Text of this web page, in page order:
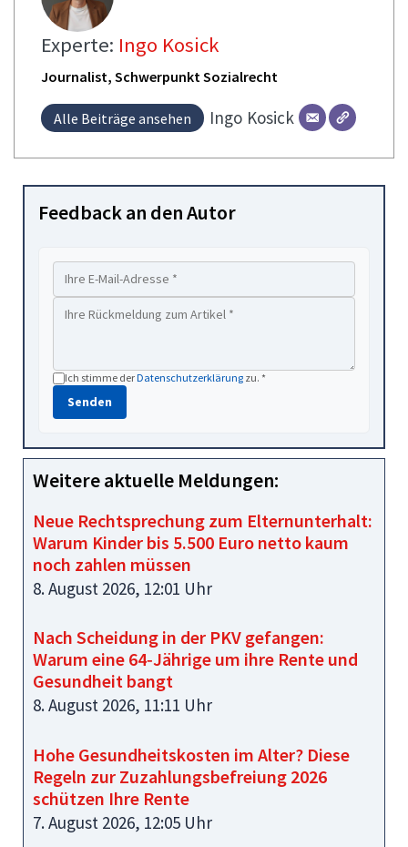
Experte: Ingo Kosick
Journalist, Schwerpunkt Sozialrecht
Alle Beiträge ansehen Ingo Kosick
Feedback an den Autor
Ich stimme derDatenschutzerklärung zu. *
Senden
Weitere aktuelle Meldungen:
Neue Rechtsprechung zum Elternunterhalt:
Warum Kinder bis 5.500 Euro netto kaum
noch zahlen müssen
8. August 2026, 12:01 Uhr
Nach Scheidung in der PKV gefangen:
Warum eine 64‑Jährige um ihre Rente und
Gesundheit bangt
8. August 2026, 11:11 Uhr
Hohe Gesundheitskosten im Alter? Diese
Regeln zur Zuzahlungsbefreiung 2026
schützen Ihre Rente
7. August 2026, 12:05 Uhr